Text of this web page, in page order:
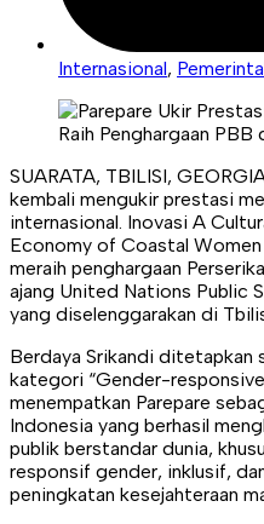
Internasional,
SUARATA, TBILISI,
kembali mengukir prestasi
internasional. Inovasi A
Economy of Coastal
meraih penghargaan
ajang United Nations Public
yang diselenggarakan di
Berdaya Srikandi ditetapkan
kategori “Gender-
menempatkan Parepare
Indonesia yang berhasil
publik berstandar dunia,
responsif gender, inklusif,
peningkatan kesejahteraan